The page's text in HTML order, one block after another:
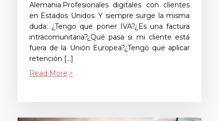
Alemania.Profesionales digitales con clientes
en Estados Unidos. Y siempre surge la misma
duda: ¿Tengo que poner IVA?¿Es una factura
intracomunitaria?¿Qué pasa si mi cliente está
fuera de la Unión Europea?¿Tengo que aplicar
retención […]
Read More